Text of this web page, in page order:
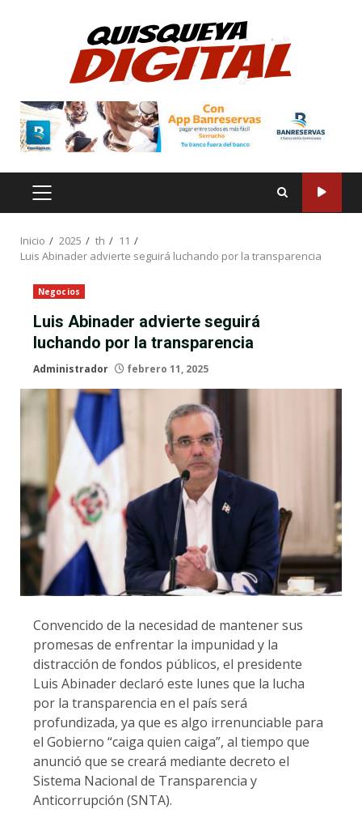
MENÚ
PRINCIPAL
Inicio 2025 th
11
Luis Abinader advierte seguirá luchando por la transparencia
Negocios
Luis Abinader advierte seguirá
luchando por la transparencia
Administrador febrero 11, 2025
Convencido de la necesidad de mantener sus
promesas de enfrentar la impunidad y la
distracción de fondos públicos, el presidente
Luis Abinader declaró este lunes que la lucha
por la transparencia en el país será
profundizada, ya que es algo irrenunciable para
el Gobierno “caiga quien caiga”, al tiempo que
anunció que se creará mediante decreto el
Sistema Nacional de Transparencia y
Anticorrupción (SNTA).